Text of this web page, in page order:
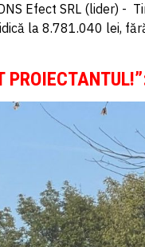
Efect SRL (lider) -
la 8.781.040 lei,